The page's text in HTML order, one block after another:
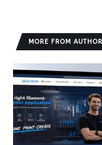
MORE FROM AUTHOR